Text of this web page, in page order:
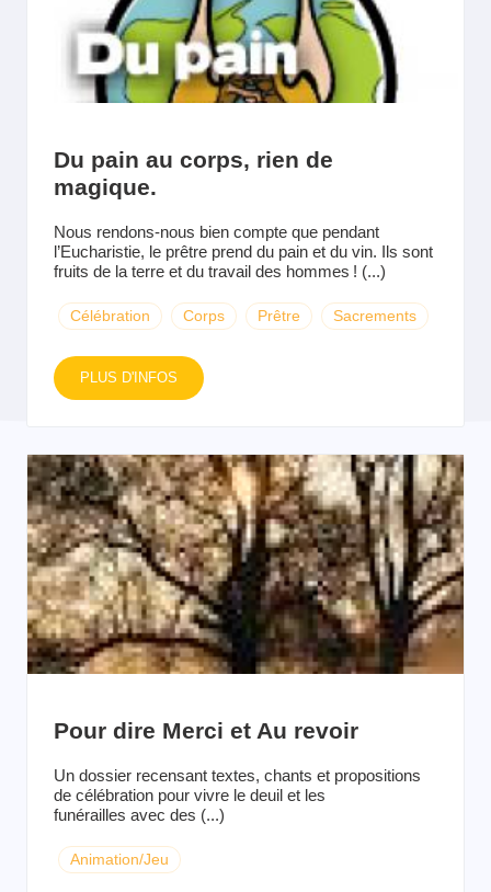
Du pain au corps, rien de
magique.
Nous rendons-nous bien compte que pendant
l’Eucharistie, le prêtre prend du pain et du vin. Ils sont
fruits de la terre et du travail des hommes ! (...)
Célébration Corps Prêtre Sacrements
PLUS D'INFOS
Pour dire Merci et Au revoir
Un dossier recensant textes, chants et propositions
de célébration pour vivre le deuil et les
funérailles avec des (...)
Animation/Jeu